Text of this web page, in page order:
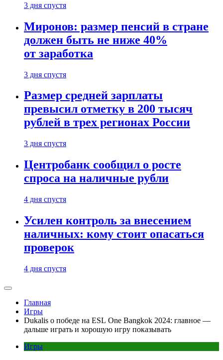
3 дня спустя
Миронов: размер пенсий в стране
должен быть не ниже 40%
от заработка
3 дня спустя
Размер средней зарплаты
превысил отметку в 200 тысяч
рублей в трех регионах России
3 дня спустя
Центробанк сообщил о росте
спроса на наличные рубли
4 дня спустя
Усилен контроль за внесением
наличных: кому стоит опасаться
проверок
4 дня спустя
Главная
Игры
Dukalis о победе на ESL One Bangkok 2024: главное —
дальше играть и хорошую игру показывать
Игры